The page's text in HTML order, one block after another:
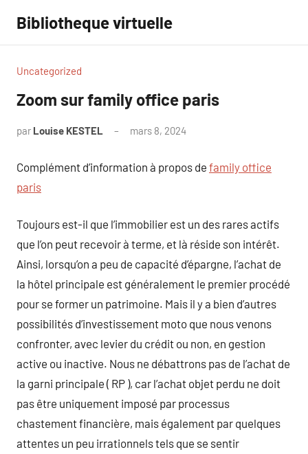
contenu
Bibliotheque virtuelle
Uncategorized
Zoom sur family office paris
par Louise KESTEL mars 8, 2024
Complément d’information à propos de family office
paris
Toujours est-il que l’immobilier est un des rares actifs
que l’on peut recevoir à terme, et là réside son intérêt.
Ainsi, lorsqu’on a peu de capacité d’épargne, l’achat de
la hôtel principale est généralement le premier procédé
pour se former un patrimoine. Mais il y a bien d’autres
possibilités d’investissement moto que nous venons
confronter, avec levier du crédit ou non, en gestion
active ou inactive. Nous ne débattrons pas de l’achat de
la garni principale ( RP ), car l’achat objet perdu ne doit
pas être uniquement imposé par processus
chastement financière, mais également par quelques
attentes un peu irrationnels tels que se sentir